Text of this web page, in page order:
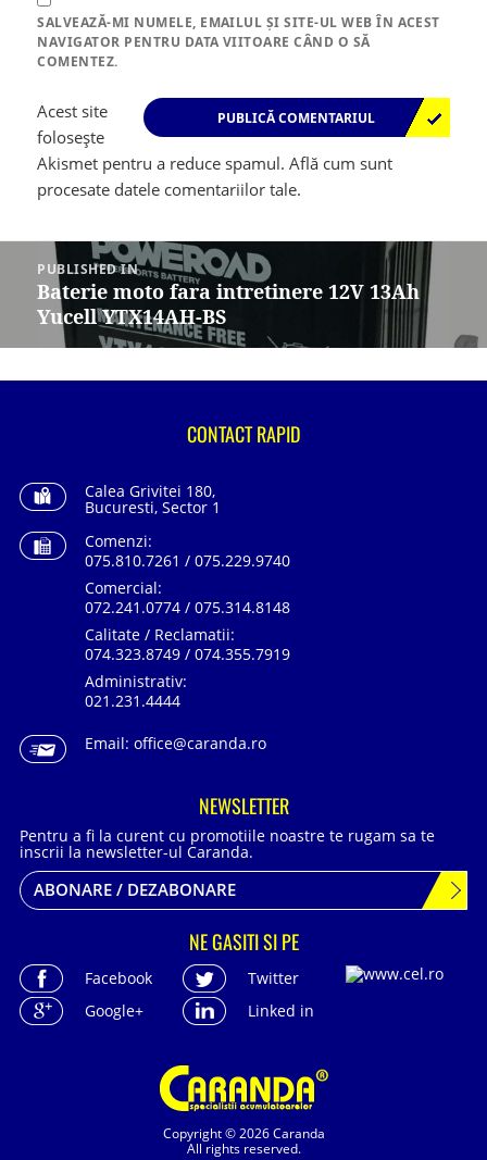
SALVEAZĂ-MI NUMELE, EMAILUL ȘI SITE-UL WEB ÎN ACEST
NAVIGATOR PENTRU DATA VIITOARE CÂND O SĂ
COMENTEZ.
Acest site
folosește
Akismet pentru a reduce spamul.Află cum sunt
procesate datele comentariilor tale.
Navigare
articole
PUBLISHED IN
Baterie moto fara intretinere 12V 13Ah
Yucell YTX14AH-BS
Copyright © 2026 Caranda
All rights reserved.
CONTACT RAPID
Calea Grivitei 180,
Bucuresti, Sector 1
Comenzi:
075.810.7261 / 075.229.9740
Comercial:
072.241.0774 / 075.314.8148
Calitate / Reclamatii:
074.323.8749 / 074.355.7919
Administrativ:
021.231.4444
Email: office@caranda.ro
NEWSLETTER
Pentru a fi la curent cu promotiile noastre te rugam sa te
inscrii la newsletter-ul Caranda.
ABONARE / DEZABONARE
NE GASITI SI PE
Facebook
Twitter
Google+
Linked in